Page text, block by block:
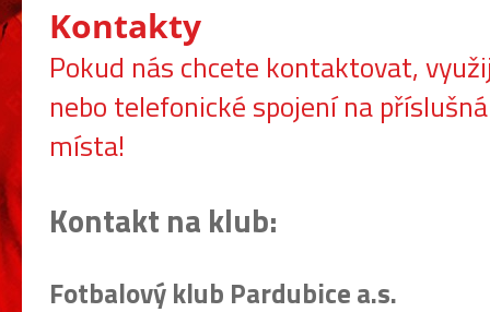
Kontakty
Pokud nás chcete kontaktovat,
nebo telefonické spojení na
místa!
Kontakt na klub:
Fotbalový klub Pardubice a.s.